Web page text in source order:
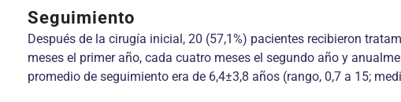
Seguimiento
Después de la cirugía inicial, 20 (57,1%) pacientes recibieron
meses el primer año, cada cuatro meses el segundo año y
promedio de seguimiento era de 6,4±3,8 años (rango, 0,7 a 15;